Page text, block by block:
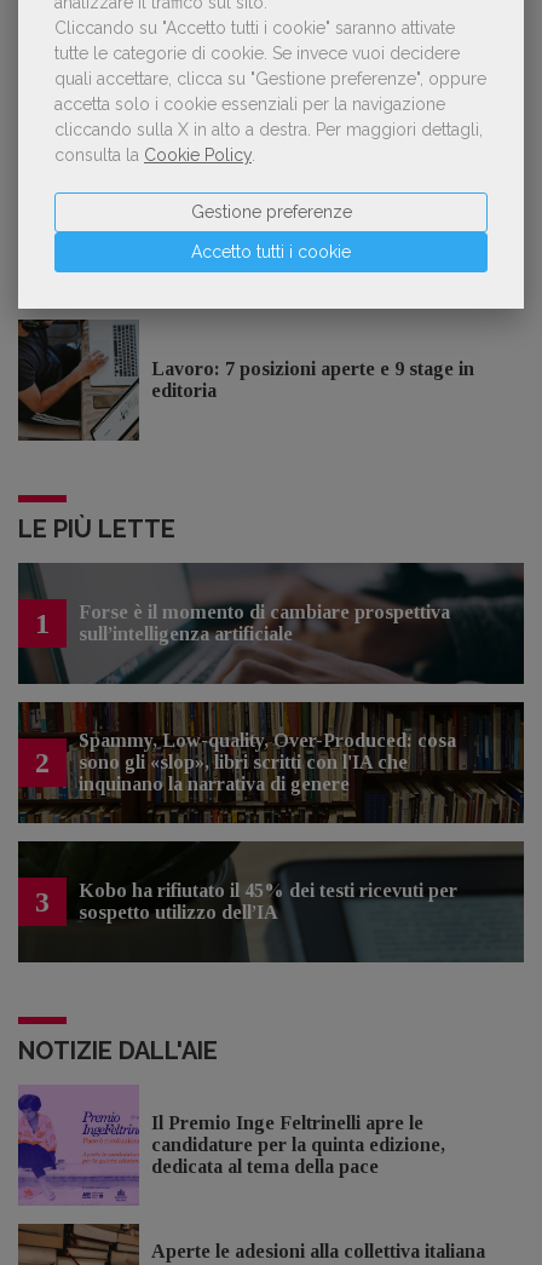
Cliccando su "Accetto tutti i cookie" saranno attivate
tutte le categorie di cookie. Se invece vuoi decidere
quali accettare, clicca su "Gestione preferenze", oppure
accetta solo i cookie essenziali per la navigazione
cliccando sulla X in alto a destra.
Per maggiori dettagli,
consulta la Cookie Policy
Accetto tutti i cookie
Gestione preferenze
GDL TV
Lorenzo Armando (gruppo Piccoli editori
AIE): «Lavoriamo per tutelare chi, anche
su piccola scala, opera con un vero
approccio d'impresa»
Lavoro: 7 posizioni aperte e 9 stage in
editoria
LE PIÙ LETTE
1
Forse è il momento di cambiare prospettiva
sull’intelligenza artificiale
2
Spammy, Low-quality, Over-Produced: cosa
sono gli «slop», libri scritti con l'IA che
inquinano la narrativa di genere
3
Kobo ha rifiutato il 45% dei testi ricevuti per
sospetto utilizzo dell’IA
NOTIZIE DALL'AIE
Il Premio Inge Feltrinelli apre le
candidature per la quinta edizione,
dedicata al tema della pace
Aperte le adesioni alla collettiva italiana